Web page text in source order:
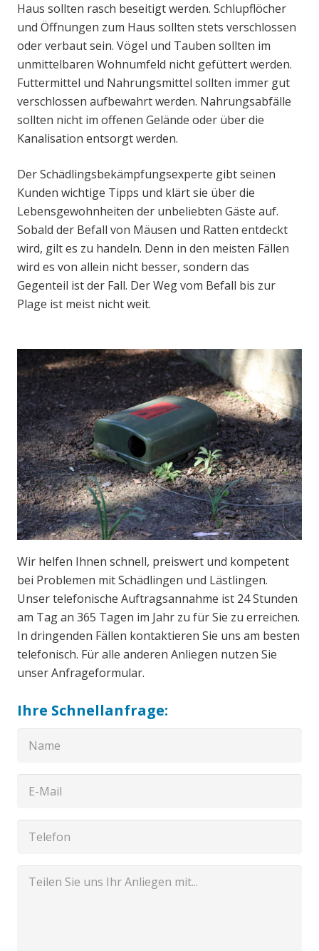
Haus sollten rasch beseitigt werden. Schlupflöcher
und Öffnungen zum Haus sollten stets verschlossen
oder verbaut sein. Vögel und Tauben sollten im
unmittelbaren Wohnumfeld nicht gefüttert werden.
Futtermittel und Nahrungsmittel sollten immer gut
verschlossen aufbewahrt werden. Nahrungsabfälle
sollten nicht im offenen Gelände oder über die
Kanalisation entsorgt werden.
Der Schädlingsbekämpfungsexperte gibt seinen
Kunden wichtige Tipps und klärt sie über die
Lebensgewohnheiten der unbeliebten Gäste auf.
Sobald der Befall von Mäusen und Ratten entdeckt
wird, gilt es zu handeln. Denn in den meisten Fällen
wird es von allein nicht besser, sondern das
Gegenteil ist der Fall. Der Weg vom Befall bis zur
Plage ist meist nicht weit.
Wir helfen Ihnen schnell, preiswert und kompetent
bei Problemen mit Schädlingen und Lästlingen.
Unser telefonische Auftragsannahme ist 24 Stunden
am Tag an 365 Tagen im Jahr zu für Sie zu erreichen.
In dringenden Fällen kontaktieren Sie uns am besten
telefonisch. Für alle anderen Anliegen nutzen Sie
unser Anfrageformular.
Ihre Schnellanfrage: